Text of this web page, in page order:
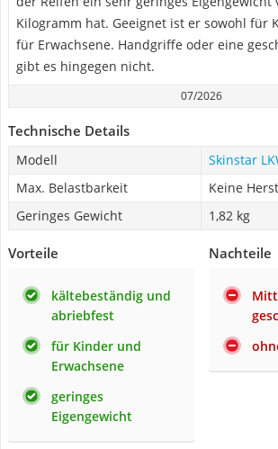
Kilogramm hat. Geeignet ist er sowohl für
für Erwachsene. Handgriffe oder eine
gibt es hingegen nicht.
07/2026
Technische Details
Modell
Skinstar
Max. Belastbarkeit
Keine
Geringes Gewicht
1,82 kg
Vorteile
kältebeständig und
abriebfest
für Kinder und
Erwachsene
geringes
Eigengewicht
Nachteile